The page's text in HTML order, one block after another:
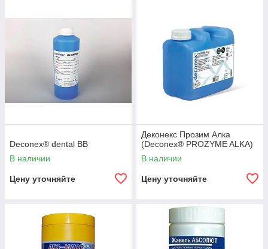
Deconex® dental BB
В наличии
Цену уточняйте
Деконекс Прозим Алка
(Deconex® PROZYME ALKA)
В наличии
Цену уточняйте